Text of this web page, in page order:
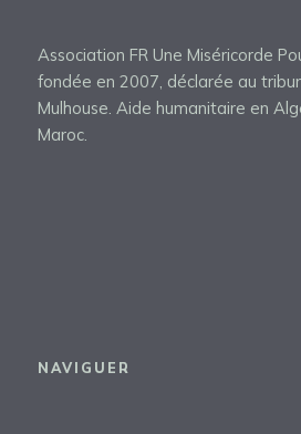
Association FR Une Miséricorde
fondée en 2007, déclarée au
Mulhouse. Aide humanitaire en
Maroc.
NAVIGUER